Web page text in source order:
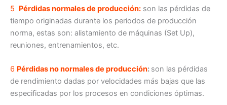
5 Pérdidas normales de producción: son las pérdidas de
tiempo originadas durante los periodos de producción
norma, estas son: alistamiento de máquinas (Set Up),
reuniones, entrenamientos, etc.
6 Pérdidas no normales de producción: son las pérdidas
de rendimiento dadas por velocidades más bajas que las
especificadas por los procesos en condiciones óptimas.